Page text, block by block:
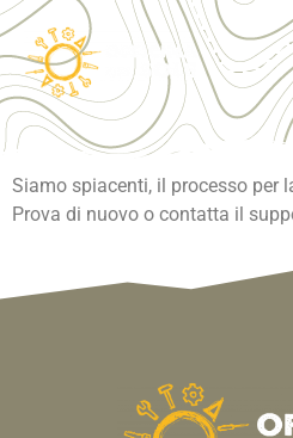
Siamo spiacenti, il processo per
Prova di nuovo o contatta il